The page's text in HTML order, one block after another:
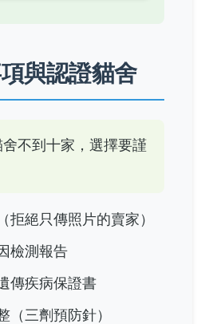
與認證貓舍
不到十家，選擇要謹
拒絕只傳照片的賣家）
檢測報告
傳疾病保證書
（三劑預防針）